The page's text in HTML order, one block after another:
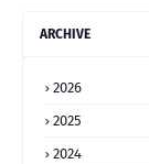
ARCHIVE
2026
2025
2024